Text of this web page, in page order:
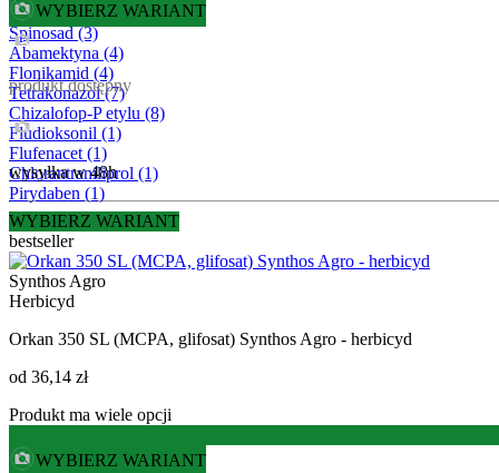
Lambda-cyhalotryna (7)
Spinosad (3)
Abamektyna (4)
Flonikamid (4)
Tetrakonazol (7)
Chizalofop-P etylu (8)
Fludioksonil (1)
Flufenacet (1)
Chlorantraniliprol (1)
Pirydaben (1)
WYBIERZ WARIANT
produkt dostępny
wysyłka w 48h
WYBIERZ WARIANT
bestseller
Synthos Agro
Herbicyd
Orkan 350 SL (MCPA, glifosat) Synthos Agro - herbicyd
od 36,14 zł
Produkt ma wiele opcji
WYBIERZ WARIANT